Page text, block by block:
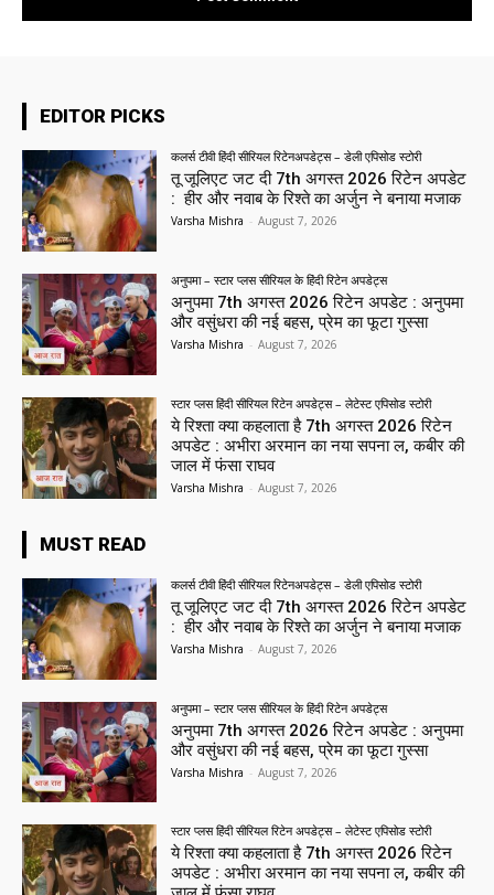
EDITOR PICKS
कलर्स टीवी हिंदी सीरियल रिटेनअपडेट्स – डेली एपिसोड स्टोरी
तू जूलिएट जट दी 7th अगस्त 2026 रिटेन अपडेट
: हीर और नवाब के रिश्ते का अर्जुन ने बनाया मजाक
Varsha Mishra - August 7, 2026
अनुपमा – स्टार प्लस सीरियल के हिंदी रिटेन अपडेट्स
अनुपमा 7th अगस्त 2026 रिटेन अपडेट : अनुपमा
और वसुंधरा की नई बहस, प्रेम का फूटा गुस्सा
Varsha Mishra - August 7, 2026
स्टार प्लस हिंदी सीरियल रिटेन अपडेट्स – लेटेस्ट एपिसोड स्टोरी
ये रिश्ता क्या कहलाता है 7th अगस्त 2026 रिटेन
अपडेट : अभीरा अरमान का नया सपना ल, कबीर की
जाल में फंसा राघव
Varsha Mishra - August 7, 2026
MUST READ
कलर्स टीवी हिंदी सीरियल रिटेनअपडेट्स – डेली एपिसोड स्टोरी
तू जूलिएट जट दी 7th अगस्त 2026 रिटेन अपडेट
: हीर और नवाब के रिश्ते का अर्जुन ने बनाया मजाक
Varsha Mishra - August 7, 2026
अनुपमा – स्टार प्लस सीरियल के हिंदी रिटेन अपडेट्स
अनुपमा 7th अगस्त 2026 रिटेन अपडेट : अनुपमा
और वसुंधरा की नई बहस, प्रेम का फूटा गुस्सा
Varsha Mishra - August 7, 2026
स्टार प्लस हिंदी सीरियल रिटेन अपडेट्स – लेटेस्ट एपिसोड स्टोरी
ये रिश्ता क्या कहलाता है 7th अगस्त 2026 रिटेन
अपडेट : अभीरा अरमान का नया सपना ल, कबीर की